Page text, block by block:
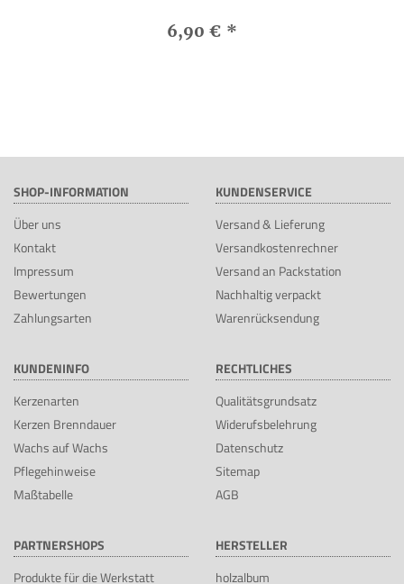
6,90 € *
SHOP-INFORMATION
Über uns
Kontakt
Impressum
Bewertungen
Zahlungsarten
KUNDENSERVICE
Versand & Lieferung
Versandkostenrechner
Versand an Packstation
Nachhaltig verpackt
Warenrücksendung
KUNDENINFO
Kerzenarten
Kerzen Brenndauer
Wachs auf Wachs
Pflegehinweise
Maßtabelle
RECHTLICHES
Qualitätsgrundsatz
Widerufsbelehrung
Datenschutz
Sitemap
AGB
PARTNERSHOPS
Produkte für die Werkstatt
HERSTELLER
holzalbum